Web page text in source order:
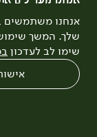
אנחנו משתמשים
שלך. המשך
שימו לב לעדכון